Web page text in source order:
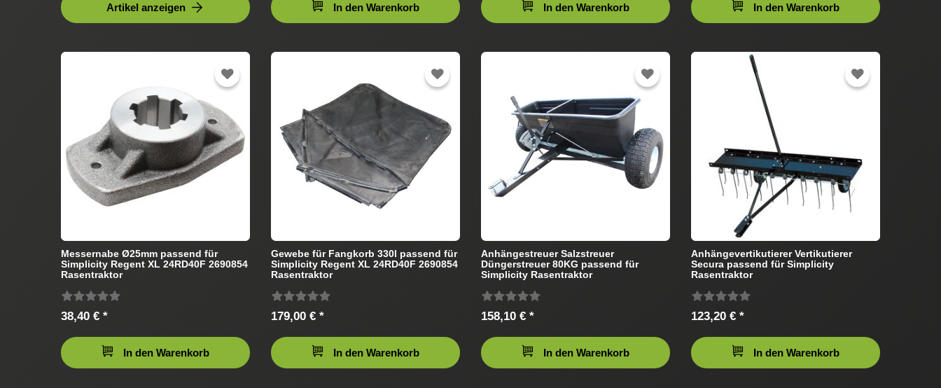
Artikel anzeigen In den Warenkorb In den Warenkorb In den Warenkorb
Messernabe Ø25mm passend für
Simplicity Regent XL 24RD40F 2690854
Rasentraktor
38,40 € *
In den Warenkorb
Gewebe für Fangkorb 330l passend für
Simplicity Regent XL 24RD40F 2690854
Rasentraktor
179,00 € *
In den Warenkorb
Anhängestreuer Salzstreuer
Düngerstreuer 80KG passend für
Simplicity Rasentraktor
158,10 € *
In den Warenkorb
Anhängevertikutierer Vertikutierer
Secura passend für Simplicity
Rasentraktor
123,20 € *
In den Warenkorb